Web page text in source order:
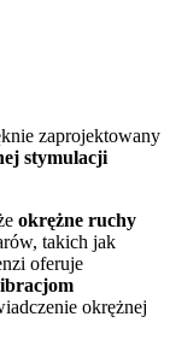
zaprojektowany
stymulacji
okrężne ruchy
takich jak
oferuje
okrężnej